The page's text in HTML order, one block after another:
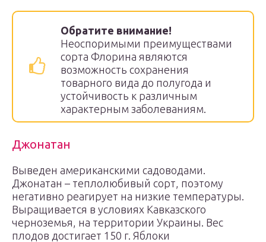
Обратите внимание!
Неоспоримыми преимуществами
сорта Флорина являются
возможность сохранения
товарного вида до полугода и
устойчивость к различным
характерным заболеваниям.
Джонатан
Выведен американскими садоводами.
Джонатан – теплолюбивый сорт, поэтому
негативно реагирует на низкие температуры.
Выращивается в условиях Кавказского
черноземья, на территории Украины. Вес
плодов достигает 150 г. Яблоки